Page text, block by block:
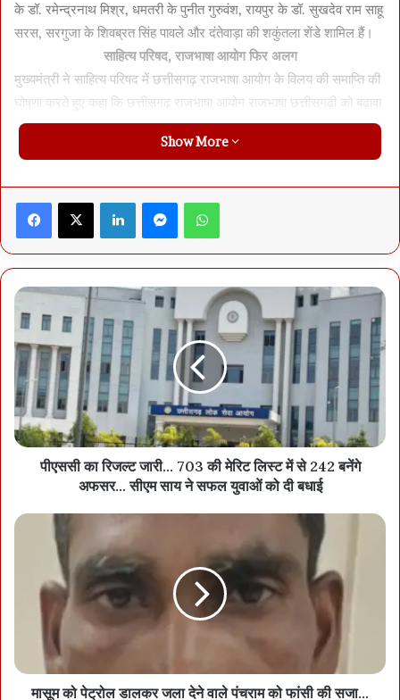
के डॉ. रमेन्द्रनाथ मिश्र, धमतरी के पुनीत गुरुवंश, रायपुर के डॉ. सुखदेव राम साहू
सरस, सरगुजा के शिवब्रत सिंह पावले और दंतेवाड़ा की शकुंतला शेंडे शामिल हैं।
साहित्य परिषद, राजभाषा आयोग फिर अलग
मुख्यमंत्री ने साहित्य परिषद में छत्तीसगढ़ राजभाषा आयोग के विलय की समाप्ति की
घोषणा करते हुए कहा कि छत्तीसगढ़ राजभाषा आयोग राजभाषा छत्तीसगढ़ी को बढ़ावा
देने का कार्य करता रहेगा। उल्लेखनीय है कि पूर्व में छत्तीसगढ़ राजभाषा आयोग का
साहित्य परिषद में विलय कर दिया गया था। कार्यक्रम की अध्यक्षता करते हुए सांसद
करें और नई पीढ़ी को भी छत्तीसगढ़ी बोलना सिखाए। उन्होंने कहा कि विधानसभा में
सदस्य छत्तीसगढ़ी में अपना सम्बोधन दे सकते हैं।
Show More
Facebook X LinkedIn
पीएससी का रिजल्ट जारी... 703 की मेरिट लिस्ट में से 242 बनेंगे
अफसर... सीएम साय ने सफल युवाओं को दी बधाई
मासूम को पेट्रोल डालकर जला देने वाले पंचराम को फांसी की सजा...